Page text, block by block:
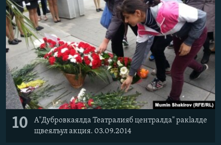
10
А"Дубровкаялда Театралияб централда" ракlалде
щвеялъул акция. 03.09.2014